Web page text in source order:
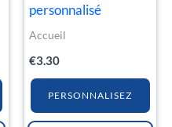
personnalisé
Accueil
€3.30
PERSONNALISEZ